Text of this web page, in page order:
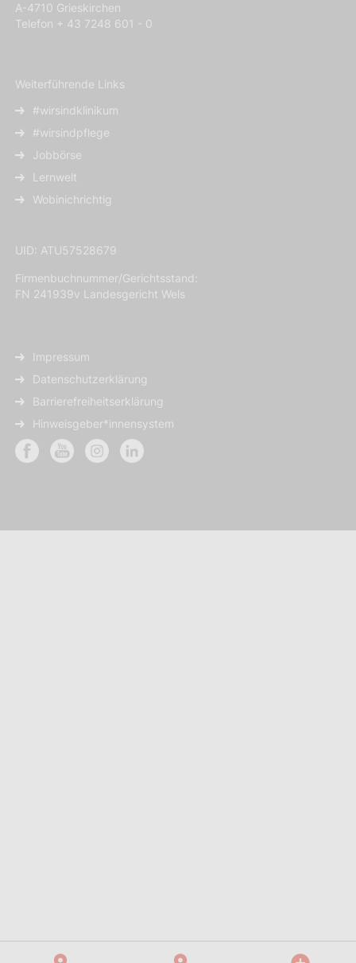
A-4710 Grieskirchen
Telefon + 43 7248 601 - 0
Weiterführende Links
#wirsindklinikum
#wirsindpflege
Jobbörse
Lernwelt
Wobinichrichtig
UID: ATU57528679
Firmenbuchnummer/Gerichtsstand:
FN 241939v Landesgericht Wels
Impressum
Datenschutzerklärung
Barrierefreiheitserklärung
Hinweisgeber*innensystem